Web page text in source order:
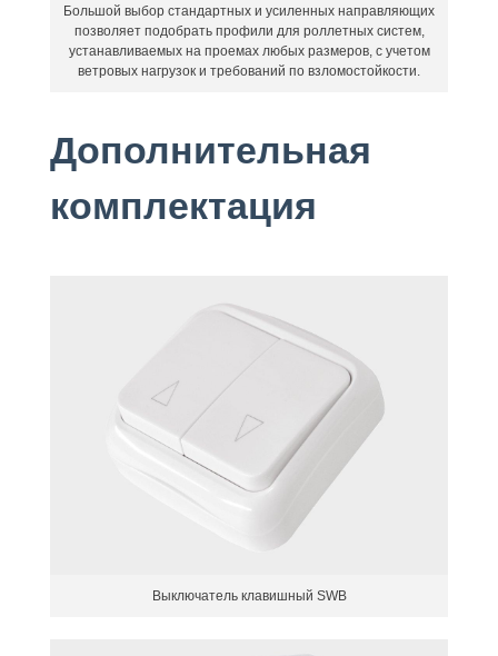
Большой выбор стандартных и усиленных направляющих
позволяет подобрать профили для роллетных систем,
устанавливаемых на проемах любых размеров, с учетом
ветровых нагрузок и требований по взломостойкости.
Дополнительная
комплектация
Выключатель клавишный SWB